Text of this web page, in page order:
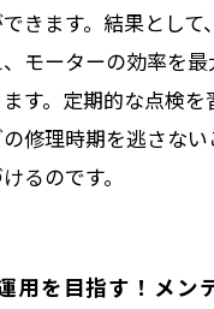
きます。結果として
モーターの効率を
す。定期的な点検
修理時期を逃さな
るのです。
用を目指す！メン